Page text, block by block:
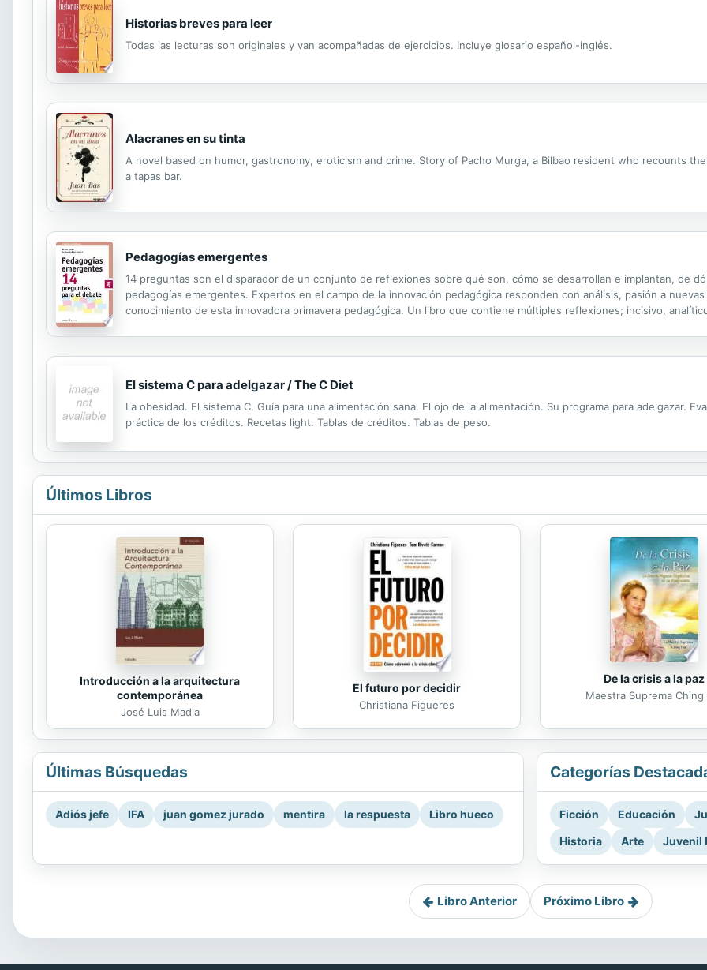
Historias breves para leer
Todas las lecturas son originales y van acompañadas de ejercicios. Incluye glosario español-inglés.
Alacranes en su tinta
A novel based on humor, gastronomy, eroticism and crime. Story of Pacho Murga, a Bilbao resident who recounts
a tapas bar.
Pedagogías emergentes
14 preguntas son el disparador de un conjunto de reflexiones sobre qué son, cómo se desarrollan e implantan, de
pedagogías emergentes. Expertos en el campo de la innovación pedagógica responden con análisis, pasión a
conocimiento de esta innovadora primavera pedagógica. Un libro que contiene múltiples reflexiones; incisivo,
El sistema C para adelgazar / The C Diet
La obesidad. El sistema C. Guía para una alimentación sana. El ojo de la alimentación. Su programa para adelgazar.
práctica de los créditos. Recetas light. Tablas de créditos. Tablas de peso.
Últimos Libros
Introducción a la arquitectura
contemporánea
José Luis Madia
El futuro por decidir
Christiana Figueres
De la crisis a la paz
Maestra Suprema Ching
Últimas Búsquedas
Adiós jefe IFA juan gomez jurado mentira la respuesta Libro hueco
Categorías
Ficción Educación
Historia
Arte Juvenil
Libro Anterior Próximo Libro